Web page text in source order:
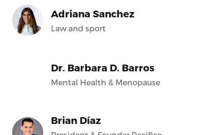
Adriana Sanchez
Law and sport
Dr. Barbara D. Barros
Mental Health & Menopause
Brian Díaz